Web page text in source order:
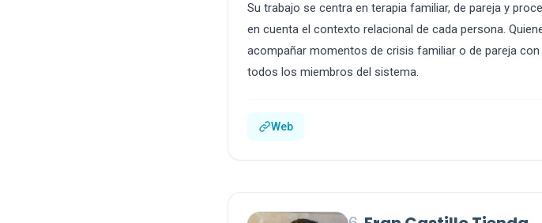
Su trabajo se centra en terapia familiar, de pareja y
en cuenta el contexto relacional de cada persona.
acompañar momentos de crisis familiar o de pareja
todos los miembros del sistema.
Web